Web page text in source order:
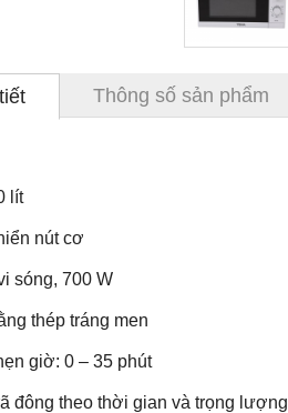
Thông số sản phẩm
lít
nút cơ
sóng, 700 W
thép tráng men
giờ: 0 – 35 phút
đông theo thời gian và trọng lượng